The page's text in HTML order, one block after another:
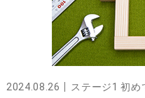
2024.08.26 ステージ1 初め